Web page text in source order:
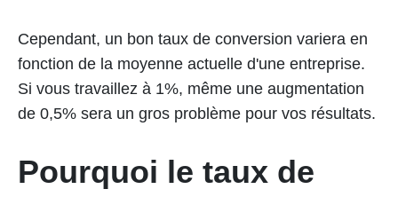
Cependant, un bon taux de conversion variera en
fonction de la moyenne actuelle d'une entreprise.
Si vous travaillez à 1%, même une augmentation
de 0,5% sera un gros problème pour vos résultats.
Pourquoi le taux de